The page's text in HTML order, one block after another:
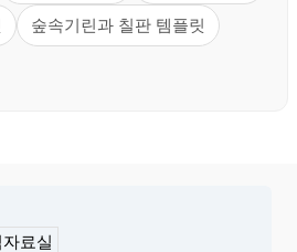
숲속기린과 칠판 템플릿
료실